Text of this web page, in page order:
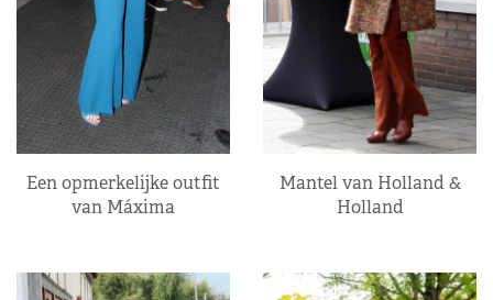
Een opmerkelijke outfit
van Máxima
Mantel van Holland &
Holland